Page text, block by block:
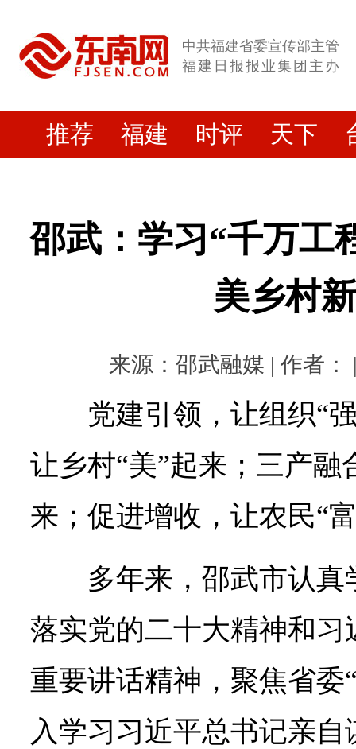
中共福建省委宣传部主管
福建日报报业集团主办
推荐 福建 时评 天下
邵武：学习“千万工
美乡村
来源：邵武融媒 | 作者：
党建引领，让组织“
让乡村“美”起来；三产融
来；促进增收，让农民“
多年来，邵武市认
落实党的二十大精神和
重要讲话精神，聚焦省委
入学习习近平总书记亲